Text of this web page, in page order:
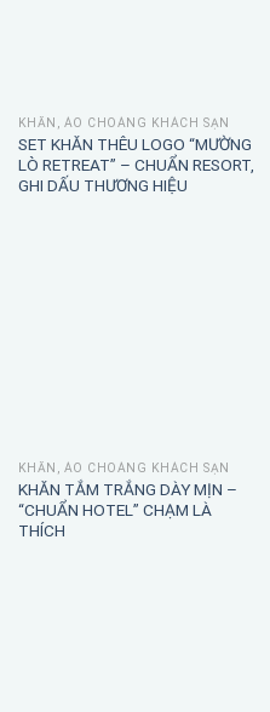
KHĂN, ÁO CHOÀNG KHÁCH SẠN
SET KHĂN THÊU LOGO “MƯỜNG
LÒ RETREAT” – CHUẨN RESORT,
GHI DẤU THƯƠNG HIỆU
KHĂN, ÁO CHOÀNG KHÁCH SẠN
KHĂN TẮM TRẮNG DÀY MỊN –
“CHUẨN HOTEL” CHẠM LÀ
THÍCH